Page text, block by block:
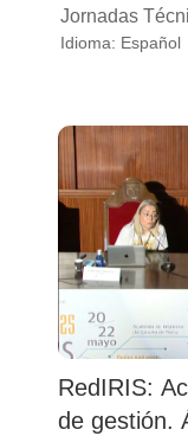
Jornadas
Idioma: Español
RedIRIS:
de gestión.